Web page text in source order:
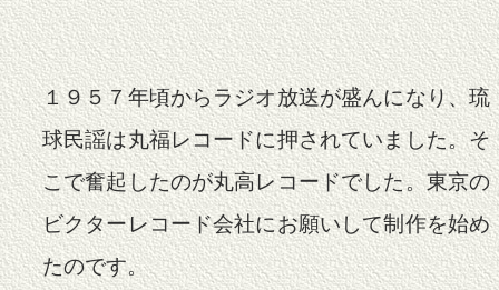
１９５７年頃からラジオ放送が盛んになり、琉
球民謡は丸福レコードに押されていました。そ
こで奮起したのが丸高レコードでした。東京の
ビクターレコード会社にお願いして制作を始め
たのです。